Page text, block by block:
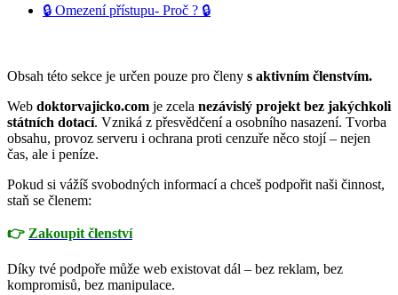
🔒 Omezení přístupu- Proč ? 🔒
Obsah této sekce je určen pouze pro členy s aktivním členstvím.
Web doktorvajicko.com je zcela nezávislý projekt bez jakýchkoli
státních dotací. Vzniká z přesvědčení a osobního nasazení. Tvorba
obsahu, provoz serveru i ochrana proti cenzuře něco stojí – nejen
čas, ale i peníze.
Pokud si vážíš svobodných informací a chceš podpořit naši činnost,
staň se členem:
👉 Zakoupit členství
Díky tvé podpoře může web existovat dál – bez reklam, bez
kompromisů, bez manipulace.